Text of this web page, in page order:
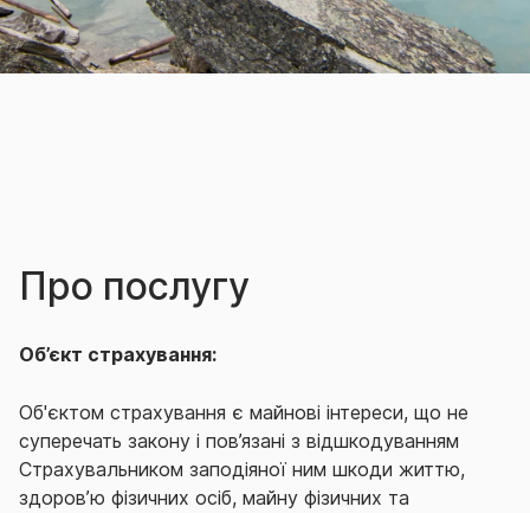
Про послугу
Об’єкт страхування:
Об'єктом страхування є майнові інтереси, що не
суперечать закону і пов’язані з відшкодуванням
Страхувальником заподіяної ним шкоди життю,
здоров’ю фізичних осіб, майну фізичних та